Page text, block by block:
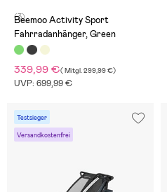
(3)
Beemoo Activity Sport
Fahrradanhänger, Green
339,99 €(Mitgl. 299,99 €)
UVP: 699,99 €
Testsieger
Versandkostenfrei